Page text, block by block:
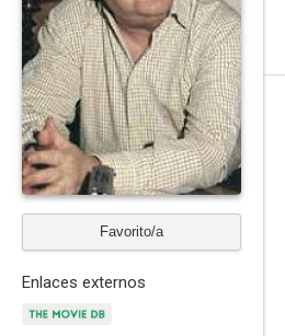
Favorito/a
Enlaces externos